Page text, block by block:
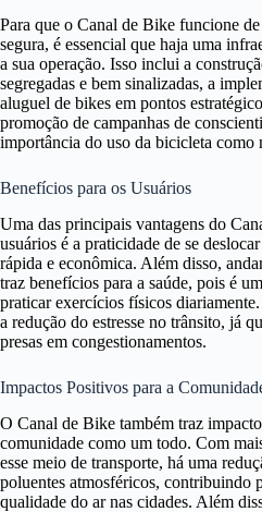
Para que o Canal de Bike funcione
segura, é essencial que haja uma
a sua operação. Isso inclui a
segregadas e bem sinalizadas, a
aluguel de bikes em pontos
promoção de campanhas de
importância do uso da bicicleta como
Benefícios para os Usuários
Uma das principais vantagens do
usuários é a praticidade de se
rápida e econômica. Além disso,
traz benefícios para a saúde, pois é
praticar exercícios físicos
a redução do estresse no trânsito, já
presas em congestionamentos.
Impactos Positivos para a
O Canal de Bike também traz
comunidade como um todo. Com
esse meio de transporte, há uma
poluentes atmosféricos, contribuindo
qualidade do ar nas cidades. Além